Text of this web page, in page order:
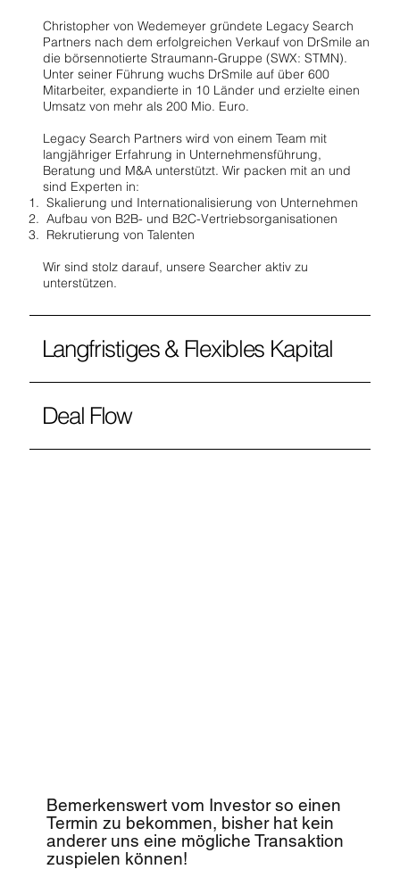
Christopher von Wedemeyer gründete Legacy Search
Partners nach dem erfolgreichen Verkauf von DrSmile an
die börsennotierte Straumann-Gruppe (SWX: STMN).
Unter seiner Führung wuchs DrSmile auf über 600
Mitarbeiter, expandierte in 10 Länder und erzielte einen
Umsatz von mehr als 200 Mio. Euro.
Legacy Search Partners wird von einem Team mit
langjähriger Erfahrung in Unternehmensführung,
Beratung und M&A unterstützt. Wir packen mit an und
sind Experten in:
Skalierung und Internationalisierung von Unternehmen
Aufbau von B2B- und B2C-Vertriebsorganisationen
Rekrutierung von Talenten
Wir sind stolz darauf, unsere Searcher aktiv zu
unterstützen.
Langfristiges & Flexibles Kapital
Deal Flow
Bemerkenswert vom Investor so einen
Termin zu bekommen, bisher hat kein
anderer uns eine mögliche Transaktion
zuspielen können!